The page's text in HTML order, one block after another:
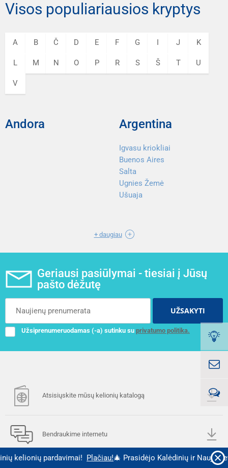
Visos populiariausios kryptys
A B Č D E F G I J K
L M N O P R S Š T U
V
Andora Argentina
Igvasu kriokliai
Buenos Aires
Salta
Ugnies Žemė
Ušuaja
+ daugiau
Geriausi pasiūlymai - tiesiai į Jūsų
pašto dėžutę
UŽSAKYTI
Užsiprenumeruodamas (-a) sutinku su privatumo politika.
pardavimai!Plačiau!🎄 Prasidėjo Kalėdinių ir Naujametinių
Atsisiųskite mūsų kelionių katalogą
Bendraukime internetu